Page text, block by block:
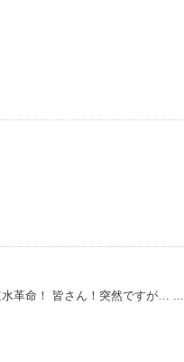
革命！ 皆さん！突然ですが… ...